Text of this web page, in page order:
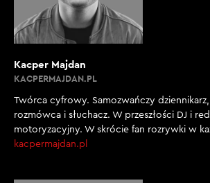
Kacper Majdan
KACPERMAJDAN.PL
Twórca cyfrowy. Samozwańczy
rozmówca i słuchacz. W przeszłości DJ i
motoryzacyjny. W skrócie fan rozrywki w
kacpermajdan.pl